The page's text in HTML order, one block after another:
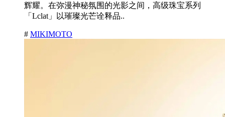
辉耀。在弥漫神秘氛围的光影之间，高级珠宝系列
「Lclat」以璀璨光芒诠释品..
# MIKIMOTO